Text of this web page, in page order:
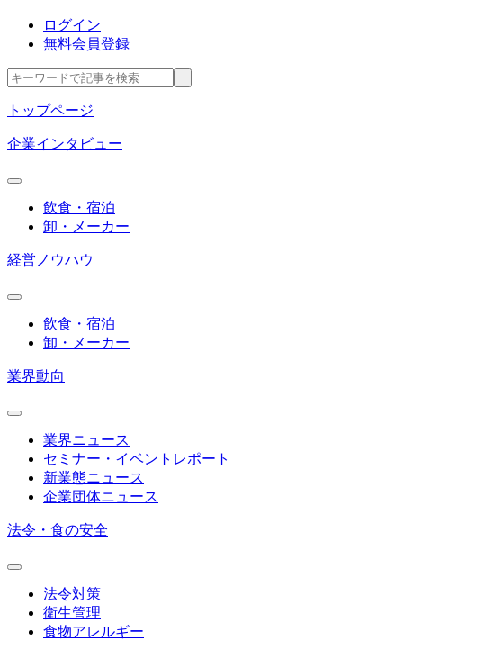
ログイン
無料会員登録
トップページ
企業インタビュー
飲食・宿泊
卸・メーカー
経営ノウハウ
飲食・宿泊
卸・メーカー
業界動向
業界ニュース
セミナー・イベントレポート
新業態ニュース
企業団体ニュース
法令・食の安全
法令対策
衛生管理
食物アレルギー